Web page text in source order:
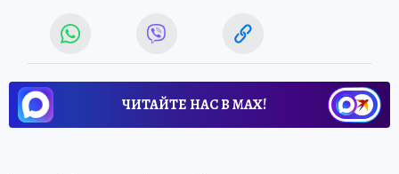
ЧИТАЙТЕ НАС В МАХ!